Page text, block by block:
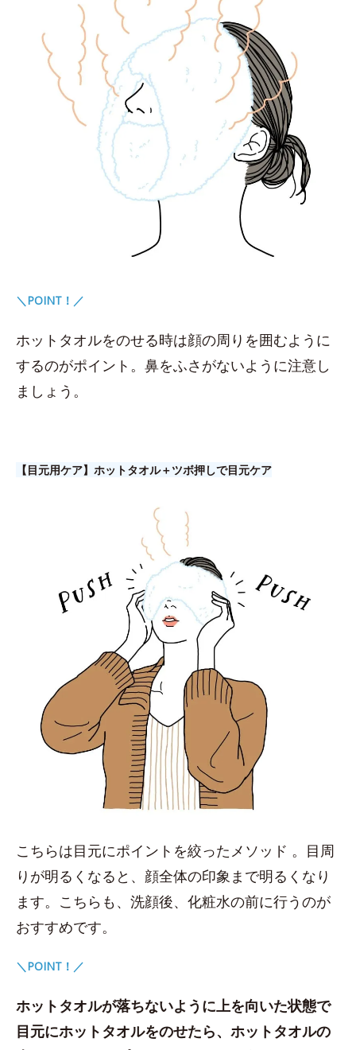
＼POINT！／
ホットタオルをのせる時は顔の周りを囲むように
するのがポイント。鼻をふさがないように注意し
ましょう。
【目元用ケア】ホットタオル＋ツボ押しで目元ケア
こちらは目元にポイントを絞ったメソッド 。目周
りが明るくなると、顔全体の印象まで明るくなり
ます。こちらも、洗顔後、化粧水の前に行うのが
おすすめです。
＼POINT！／
ホットタオルが落ちないように上を向いた状態で
目元にホットタオルをのせたら、ホットタオルの